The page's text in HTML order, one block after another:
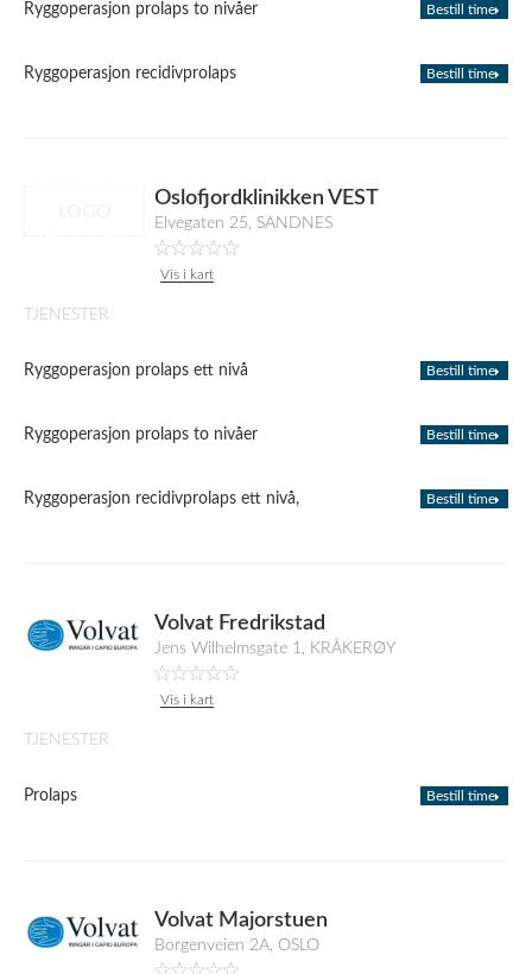
Ryggoperasjon prolaps to nivåer Bestill time
Ryggoperasjon recidivprolaps Bestill time
Oslofjordklinikken VEST
Elvegaten 25, SANDNES
Vis i kart
TJENESTER
Ryggoperasjon prolaps ett nivå Bestill time
Ryggoperasjon prolaps to nivåer Bestill time
Ryggoperasjon recidivprolaps ett nivå, Bestill time
Volvat Fredrikstad
Jens Wilhelmsgate 1, KRÅKERØY
Vis i kart
TJENESTER
Prolaps Bestill time
Volvat Majorstuen
Borgenveien 2A, OSLO